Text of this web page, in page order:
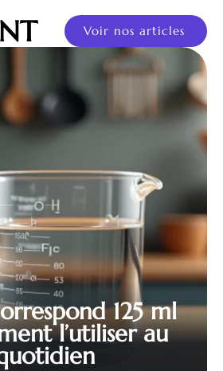
Voir nos articles
125 ml
l’utiliser au